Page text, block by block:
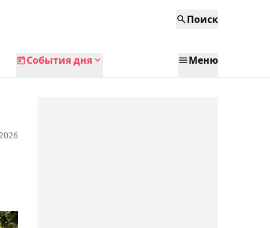
Поиск
События дня Меню